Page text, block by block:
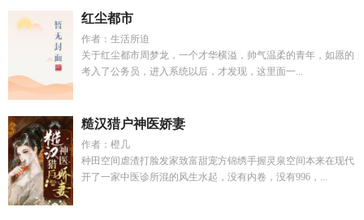
红尘都市
作者：生活所迫
关于红尘都市周梦龙，一个才华横溢，帅气温柔的青年，如愿的
考入了公务员，进入系统以后，才发现，这里面一...
糙汉猎户神医娇妻
作者：橙几
种田空间虐渣打脸发家致富甜宠方锦绣手握灵泉空间本来在现代
开了一家中医诊所混的风生水起，没有内卷，没有996，...